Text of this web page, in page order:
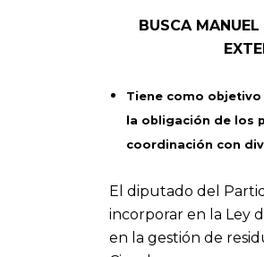
BUSCA
Tiene como
la obligación de los
coordinación con
El diputado del
incorporar en la Ley
en la gestión de